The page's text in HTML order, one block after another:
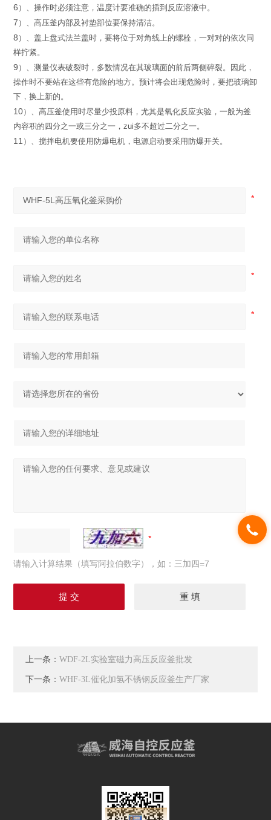
6 ） 、操作时必须注意，温度计要准确的插到反应溶液中。
7 ） 、高压釜内部及衬垫部位要保持清洁。
8 ） 、盖上盘式法兰盖时，要将位于对角线上的螺栓，一对对的依次同
样拧紧。
9 ） 、测量仪表破裂时，多数情况在其玻璃面的前后两侧碎裂。因 此，
操作时不要站在这些有危险的地方。预计将会出现危险时，要把玻璃卸
下，换上新的。
10） 、高压釜使用时尽量少投原料，尤其是氧化反应实验，一般为釜
内容积的四分之一或三分之一，zui多不超过二分之一。
11 ） 、搅拌电机要使用防爆电机，电源启动要采用防爆开关。
请输入计算结果（填写阿拉伯数字），如：三加四=7
上一条：WDF-2L实验室磁力高压反应釜批发
下一条：WHF-3L催化加氢不锈钢反应釜生产厂家